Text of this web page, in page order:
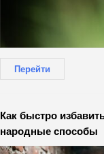
Перейти
Как быстро
народные способы